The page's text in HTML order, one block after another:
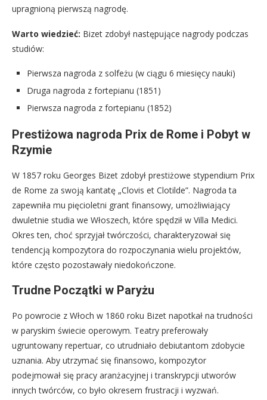
upragnioną pierwszą nagrodę.
Warto wiedzieć: Bizet zdobył następujące nagrody podczas
studiów:
Pierwsza nagroda z solfeżu (w ciągu 6 miesięcy nauki)
Druga nagroda z fortepianu (1851)
Pierwsza nagroda z fortepianu (1852)
Prestiżowa nagroda Prix de Rome i Pobyt w
Rzymie
W 1857 roku Georges Bizet zdobył prestiżowe stypendium Prix
de Rome za swoją kantatę „Clovis et Clotilde”. Nagroda ta
zapewniła mu pięcioletni grant finansowy, umożliwiający
dwuletnie studia we Włoszech, które spędził w Villa Medici.
Okres ten, choć sprzyjał twórczości, charakteryzował się
tendencją kompozytora do rozpoczynania wielu projektów,
które często pozostawały niedokończone.
Trudne Początki w Paryżu
Po powrocie z Włoch w 1860 roku Bizet napotkał na trudności
w paryskim świecie operowym. Teatry preferowały
ugruntowany repertuar, co utrudniało debiutantom zdobycie
uznania. Aby utrzymać się finansowo, kompozytor
podejmował się pracy aranżacyjnej i transkrypcji utworów
innych twórców, co było okresem frustracji i wyzwań.